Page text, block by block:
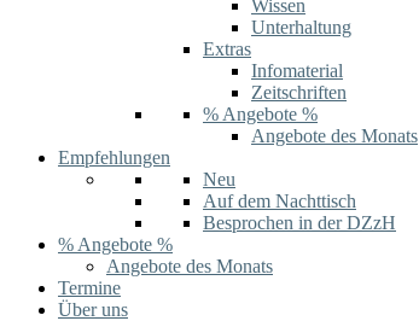
Wissen
Unterhaltung
Extras
Infomaterial
Zeitschriften
% Angebote %
Angebote des Monats
Empfehlungen
Neu
Auf dem Nachttisch
Besprochen in der DZzH
% Angebote %
Angebote des Monats
Termine
Über uns